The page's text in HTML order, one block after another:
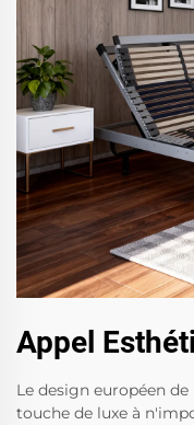
Appel
Le design européen
touche de luxe à